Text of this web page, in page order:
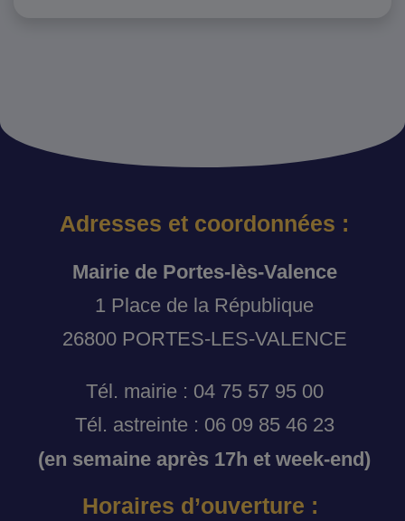
Adresses et coordonnées :
Mairie de Portes-lès-Valence
1 Place de la République
26800 PORTES-LES-VALENCE
Tél. mairie : 04 75 57 95 00
Tél. astreinte : 06 09 85 46 23
(en semaine après 17h et week-end)
Horaires d’ouverture :